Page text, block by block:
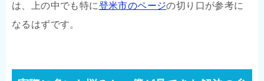
は、上の中でも特に登米市のページの切り口が参考に
なるはずです。